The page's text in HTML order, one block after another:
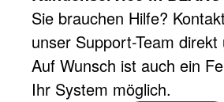
Sie brauchen Hilfe?
unser Support-Team direkt
Auf Wunsch ist auch ein
Ihr System möglich.